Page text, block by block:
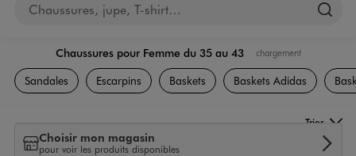
Retours OFFERTS
pendant 30 jours
Chaussures, jupe, T-shirt…
Chaussures pour Femme du 35 au 43 chargement
Chaussures
Sandales Escarpins Baskets Baskets Adidas
Choisir mon magasin
pour voir les produits disponibles
Trier